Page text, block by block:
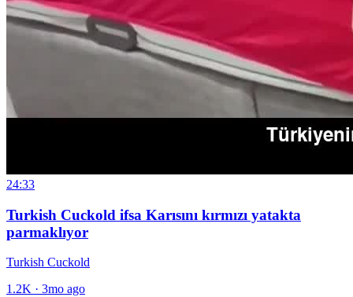
24:33
Turkish Cuckold ifsa Karısını kırmızı yatakta
parmaklıyor
Turkish Cuckold
1.2K · 3mo ago